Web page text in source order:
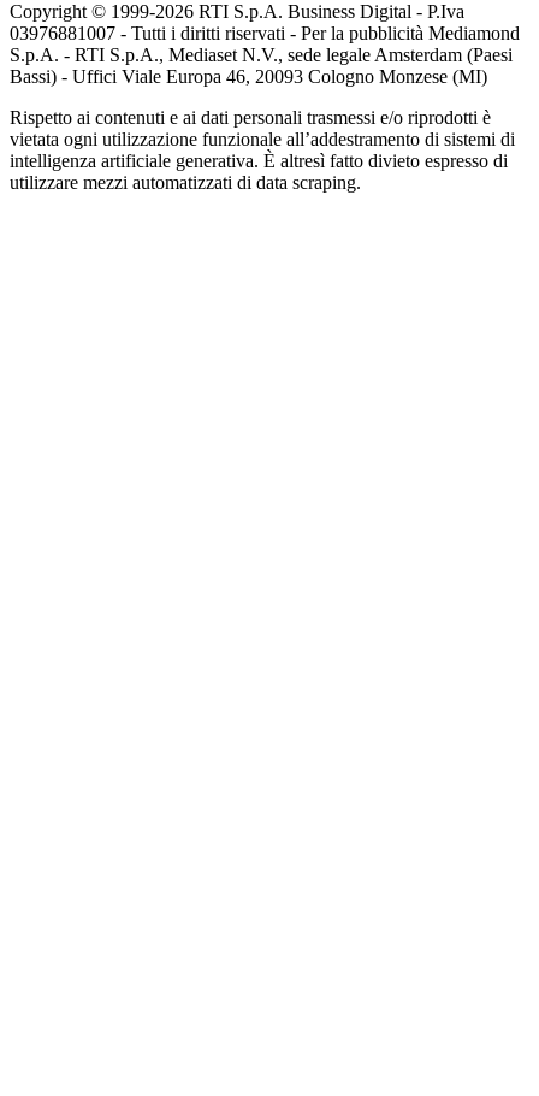
Copyright © 1999-2026 RTI S.p.A. Business Digital - P.Iva
03976881007 - Tutti i diritti riservati - Per la pubblicità Mediamond
S.p.A. - RTI S.p.A., Mediaset N.V., sede legale Amsterdam (Paesi
Bassi) - Uffici Viale Europa 46, 20093 Cologno Monzese (MI)
Rispetto ai contenuti e ai dati personali trasmessi e/o riprodotti è
vietata ogni utilizzazione funzionale all’addestramento di sistemi di
intelligenza artificiale generativa. È altresì fatto divieto espresso di
utilizzare mezzi automatizzati di data scraping.